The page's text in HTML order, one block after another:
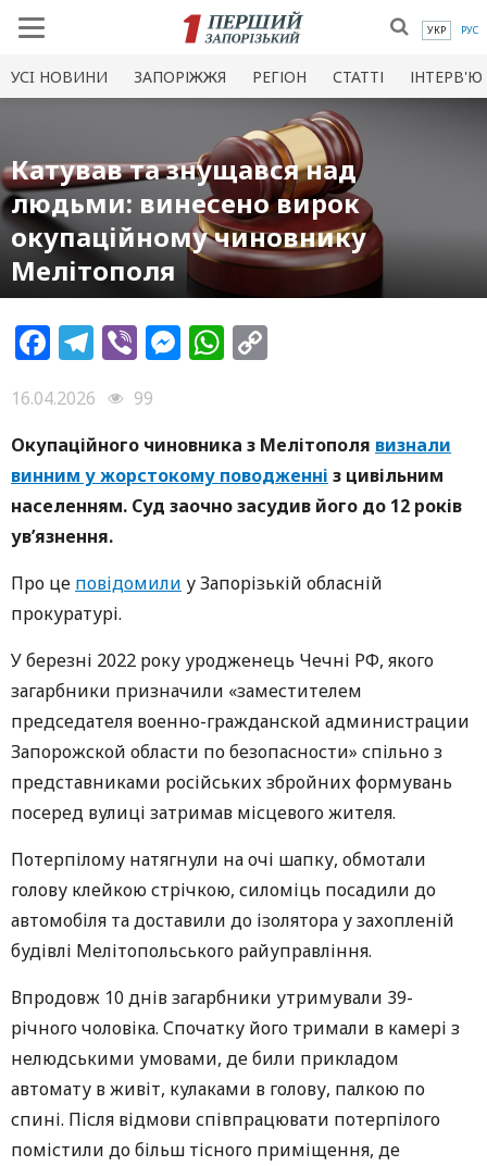
УКР РУС
УСI НОВИНИ ЗАПОРІЖЖЯ РЕГІОН СТАТТІ ІНТЕРВ'Ю
Катував та знущався над
людьми: винесено вирок
окупаційному чиновнику
Мелітополя
Facebook
Telegram
ViberMessenger
WhatsApp
16.04.2026
99
Окупаційного чиновника з Мелітополя визнали
винним у жорстокому поводженні з цивільним
населенням. Суд заочно засудив його до 12 років
ув’язнення.
Про це повідомили у Запорізькій обласній
прокуратурі.
У березні 2022 року уродженець Чечні РФ, якого
загарбники призначили «заместителем
председателя военно-гражданской администрации
Запорожской области по безопасности» спільно з
представниками російських збройних формувань
посеред вулиці затримав місцевого жителя.
Потерпілому натягнули на очі шапку, обмотали
голову клейкою стрічкою, силоміць посадили до
автомобіля та доставили до ізолятора у захопленій
будівлі Мелітопольського райуправління.
Впродовж 10 днів загарбники утримували 39-
річного чоловіка. Спочатку його тримали в камері з
нелюдськими умовами, де били прикладом
автомату в живіт, кулаками в голову, палкою по
спині. Після відмови співпрацювати потерпілого
помістили до більш тісного приміщення, де